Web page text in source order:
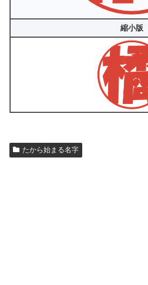
縮小版
たから始まる名字